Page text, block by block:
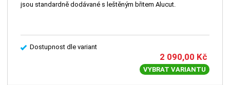
jsou standardně dodávané s leštěným břitem Alucut.
Dostupnost dle variant
2 090,00 Kč
VYBRAT VARIANTU